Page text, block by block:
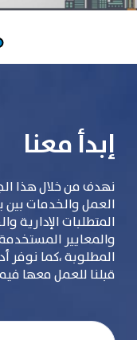
إبدأ معنا
نهدف من خلال هذا
العمل والخدمات
المتطلبات الإدارية
والمعايير
المطلوبة ،كما نوفر
قبلنا للعمل معها